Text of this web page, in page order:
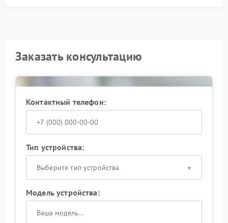
Заказать консультацию
Контактный телефон:
Тип устройства:
Выберите тип устройства
Модель устройства: